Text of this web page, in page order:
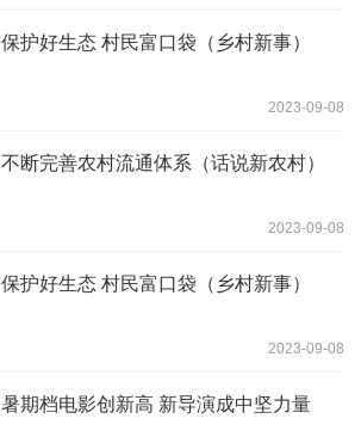
保护好生态 村民富口袋（乡村新事）
2023-09-08
不断完善农村流通体系（话说新农村）
2023-09-08
保护好生态 村民富口袋（乡村新事）
2023-09-08
暑期档电影创新高 新导演成中坚力量